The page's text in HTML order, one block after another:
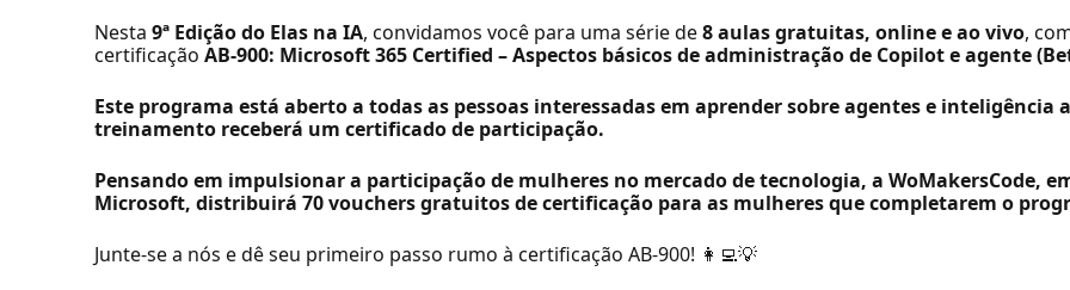
Nesta9ª Edição do Elas na IA, convidamos você para uma série de8 aulas gratuitas, online e ao vivo,
certificaçãoAB-900: Microsoft 365 Certified – Aspectos básicos de administração de Copilot e agente
Este programa está aberto a todas as pessoas interessadas em aprender sobre agentes e
treinamento receberá um certificado de participação.
Pensando em impulsionar a participação de mulheres no mercado de tecnologia, a WoMakersCode,
Microsoft, distribuirá 70 vouchers gratuitos de certificação para as mulheres que completarem o
Junte-se a nós e dê seu primeiro passo rumo à certificação AB-900! 👩‍💻💡